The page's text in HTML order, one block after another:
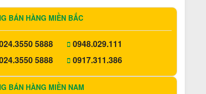
BÁN HÀNG MIỀN BẮC
5888
5888
0948.029.111
0917.311.386
BÁN HÀNG MIỀN NAM